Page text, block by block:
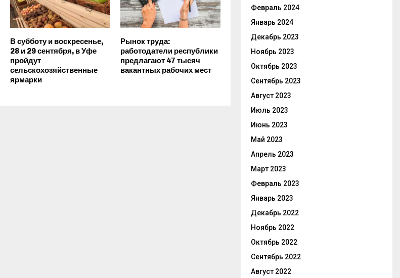
В субботу и воскресенье,
28 и 29 сентября, в Уфе
пройдут
сельскохозяйственные
ярмарки
Рынок труда:
работодатели республики
предлагают 47 тысяч
вакантных рабочих мест
Февраль 2024
Январь 2024
Декабрь 2023
Ноябрь 2023
Октябрь 2023
Сентябрь 2023
Август 2023
Июль 2023
Июнь 2023
Май 2023
Апрель 2023
Март 2023
Февраль 2023
Январь 2023
Декабрь 2022
Ноябрь 2022
Октябрь 2022
Сентябрь 2022
Август 2022